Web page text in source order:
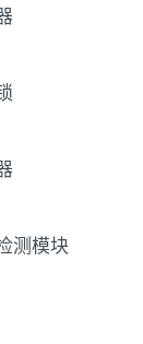
测模块